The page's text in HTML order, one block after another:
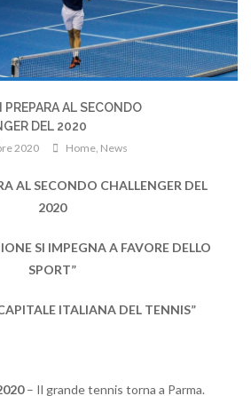
PREPARA AL SECONDO
DEL 2020
2020 Home, News
AL SECONDO CHALLENGER DEL
2020
SI IMPEGNA A FAVORE DELLO
SPORT”
ITALIANA DEL TENNIS”
– Il grande tennis torna a Parma.